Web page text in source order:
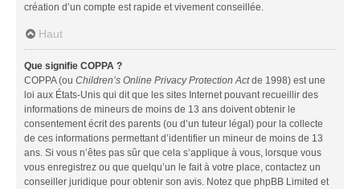
création d’un compte est rapide et vivement conseillée.
Haut
Que signifie COPPA ?
COPPA (ou Children’s Online Privacy Protection Actde 1998) est une
loi aux États-Unis qui dit que les sites Internet pouvant recueillir des
informations de mineurs de moins de 13 ans doivent obtenir le
consentement écrit des parents (ou d’un tuteur légal) pour la collecte
de ces informations permettant d’identifier un mineur de moins de 13
ans. Si vous n’êtes pas sûr que cela s’applique à vous, lorsque vous
vous enregistrez ou que quelqu’un le fait à votre place, contactez un
conseiller juridique pour obtenir son avis. Notez que phpBB Limited et